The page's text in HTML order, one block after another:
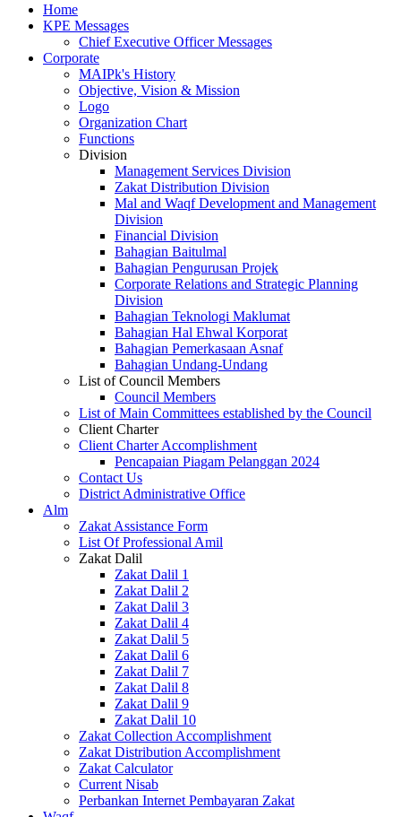
Home
KPE Messages
Chief Executive Officer Messages
Corporate
MAIPk's History
Objective, Vision & Mission
Logo
Organization Chart
Functions
Division
Management Services Division
Zakat Distribution Division
Mal and Waqf Development and Management
Division
Financial Division
Bahagian Baitulmal
Bahagian Pengurusan Projek
Corporate Relations and Strategic Planning
Division
Bahagian Teknologi Maklumat
Bahagian Hal Ehwal Korporat
Bahagian Pemerkasaan Asnaf
Bahagian Undang-Undang
List of Council Members
Council Members
List of Main Committees established by the Council
Client Charter
Client Charter Accomplishment
Pencapaian Piagam Pelanggan 2024
Contact Us
District Administrative Office
Alm
Zakat Assistance Form
List Of Professional Amil
Zakat Dalil
Zakat Dalil 1
Zakat Dalil 2
Zakat Dalil 3
Zakat Dalil 4
Zakat Dalil 5
Zakat Dalil 6
Zakat Dalil 7
Zakat Dalil 8
Zakat Dalil 9
Zakat Dalil 10
Zakat Collection Accomplishment
Zakat Distribution Accomplishment
Zakat Calculator
Current Nisab
Perbankan Internet Pembayaran Zakat